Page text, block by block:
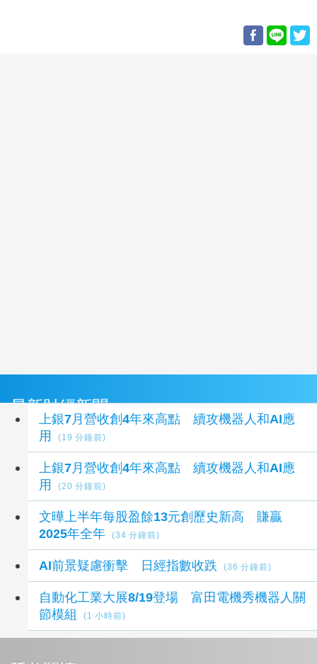
最新財經新聞
上銀7月營收創4年來高點 續攻機器人和AI應
用
(19 分鐘前)
上銀7月營收創4年來高點 續攻機器人和AI應
用
(20 分鐘前)
文曄上半年每股盈餘13元創歷史新高 賺贏
2025年全年
(34 分鐘前)
AI前景疑慮衝擊 日經指數收跌 (36 分鐘前)
自動化工業大展8/19登場 富田電機秀機器人關
節模組
(1 小時前)